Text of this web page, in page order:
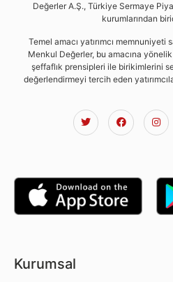
Değerler A.Ş., Türkiye Sermaye
kurumlarından
Temel amacı yatırımcı
Menkul Değerler, bu amacına
şeffaflık prensipleri ile birikimlerini
değerlendirmeyi tercih eden
Kurumsal